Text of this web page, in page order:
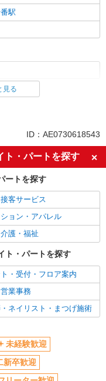
駅
迎
二新卒歓迎
主夫歓迎
40代～）活躍中
60代～）活躍中
・賞与あり
2日制
分煙
給
休取得実績あり
（家族・役職・インセン
見る
ID：AE0730618543
ト・パートを探す
ートを探す
客サービス
ョン・アパレル
護・福祉
ト・パートを探す
・受付・フロア案内
業事務
ネイリスト・まつげ施術
未経験歓迎
新卒歓迎